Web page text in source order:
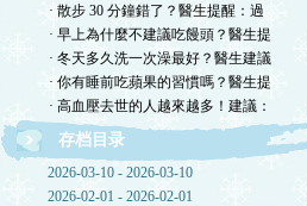
· 散步 30 分鐘錯了？醫生提醒：過
· 早上為什麼不建議吃饅頭？醫生提
· 冬天多久洗一次澡最好？醫生建議
· 你有睡前吃蘋果的習慣嗎？醫生提
· 高血壓去世的人越來越多！建議：
存档目录
2026-03-10 - 2026-03-10
2026-02-01 - 2026-02-01